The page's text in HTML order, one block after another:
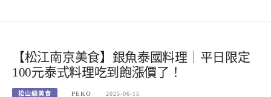
【松江南京美食】銀魚泰國料理｜平日限定
100元泰式料理吃到飽漲價了！
松山線美食 PEKO 2025-06-15